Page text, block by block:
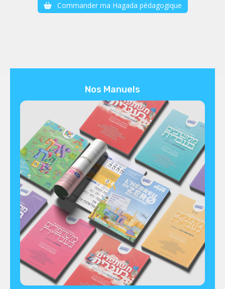
Commander ma Hagada pédagogique
Nos Manuels